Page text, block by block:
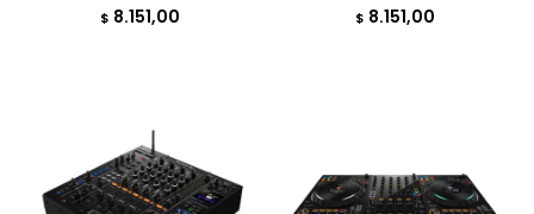
$ 8.151,00 $ 8.151,00